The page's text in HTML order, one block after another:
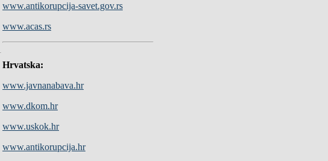
www.antikorupcija-savet.gov.rs
www.acas.rs
Hrvatska:
www.javnanabava.hr
www.dkom.hr
www.uskok.hr
www.antikorupcija.hr